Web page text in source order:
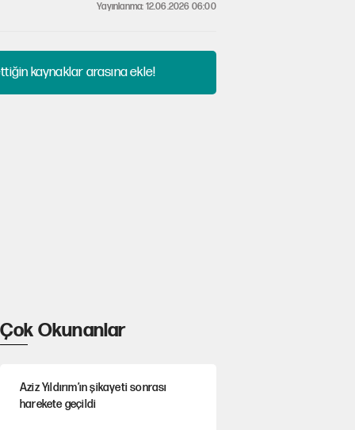
Yayınlanma: 12.06.2026 06:00
kaynaklar arasına ekle!
Çok Okunanlar
Aziz Yıldırım’ın şikayeti sonrası
harekete geçildi